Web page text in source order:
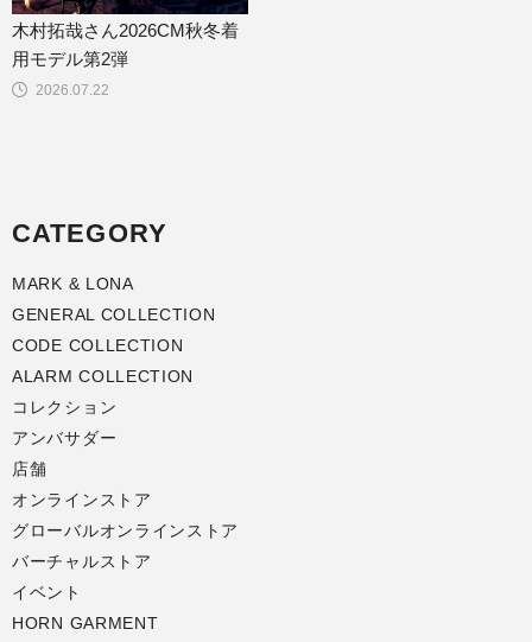
2026.07.22
木村拓哉さん2026CM秋冬着
用モデル第2弾
CATEGORY
MARK & LONA
GENERAL COLLECTION
CODE COLLECTION
ALARM COLLECTION
コレクション
アンバサダー
店舗
オンラインストア
グローバルオンラインストア
バーチャルストア
イベント
HORN GARMENT